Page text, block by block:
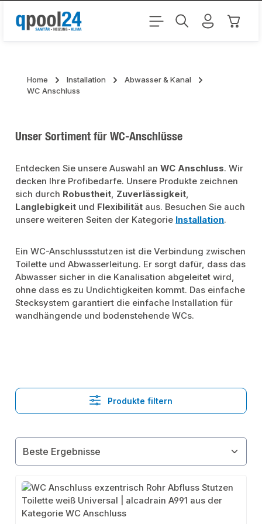
Zum Hauptinhalt springen
Home Installation
Abwasser & Kanal
WC Anschluss
Unser Sortiment für WC-Anschlüsse
Entdecken Sie unsere Auswahl anWC Anschluss. Wir
decken Ihre Profibedarfe. Unsere Produkte zeichnen
sich durch Robustheit, Zuverlässigkeit,
Langlebigkeit und Flexibilität aus. Besuchen Sie auch
unsere weiteren Seiten der Kategorie Installation.
Ein WC-Anschlussstutzen ist die Verbindung zwischen
Toilette und Abwasserleitung. Er sorgt dafür, dass das
Abwasser sicher in die Kanalisation abgeleitet wird,
ohne dass es zu Undichtigkeiten kommt. Das einfache
Stecksystem garantiert die einfache Installation für
wandhängende und bodenstehende WCs.
Produkte filtern